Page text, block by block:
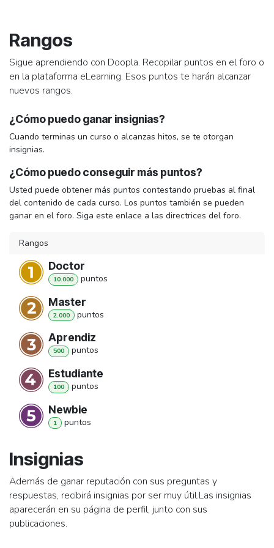
Rangos
Sigue aprendiendo con Doopla. Recopilar puntos en el foro o
en la plataforma eLearning. Esos puntos te harán alcanzar
nuevos rangos.
¿Cómo puedo ganar insignias?
Cuando terminas un curso o alcanzas hitos, se te otorgan
insignias.
¿Cómo puedo conseguir más puntos?
Usted puede obtener más puntos contestando pruebas al final
del contenido de cada curso. Los puntos también se pueden
ganar en el foro. Siga este enlace a las directrices del foro.
Rangos
Doctor
10.000 puntos
Master
2.000 puntos
Aprendiz
500 puntos
Estudiante
100 puntos
Newbie
1 puntos
Insignias
Además de ganar reputación con sus preguntas y
respuestas, recibirá insignias por ser muy útil.Las insignias
aparecerán en su página de perfil, junto con sus
publicaciones.